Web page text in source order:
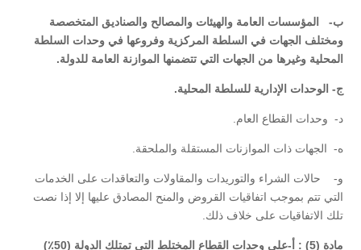
‌ب- المؤسسات العامة والهيئات والمصالح والصناديق المتخصصة
ومختلف الجهات في السلطة المركزية وفروعها في وحدات السلطة
المحلية وغيرها من الجهات التي تتضمنها الموازنة العامة للدولة.
‌ج- الوحدات الإدارية للسلطة المحلية.
‌د- وحدات القطاع العام.
‌ه- الجهات ذات الموازنات المستقلة والملحقة.
‌و- حالات الشراء والتوريدات والمقاولات والتعاقدات على الخدمات
التي تتم بموجب اتفاقيات القروض والمنح المصادق عليها إلا إذا نصت
تلك الاتفاقيات على خلاف ذلك.
مادة (5) : أ-على وحدات القطاع المختلط التي تمتلك الدولة (50٪)